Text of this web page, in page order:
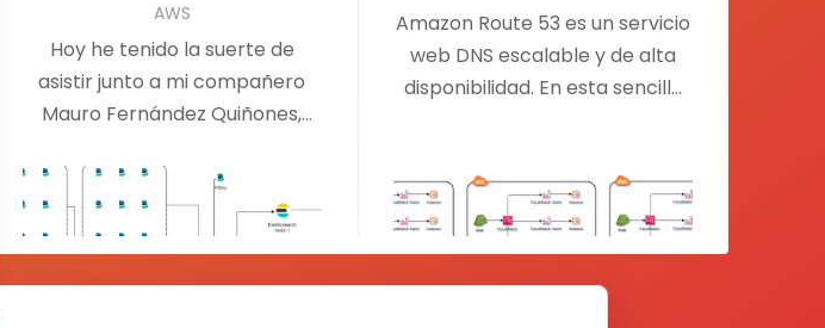
AWS
Hoy he tenido la suerte de
asistir junto a mi compañero
Mauro Fernández Quiñones,
técnica…
Amazon Route 53 es un servicio
web DNS escalable y de alta
disponibilidad. En esta sencilla